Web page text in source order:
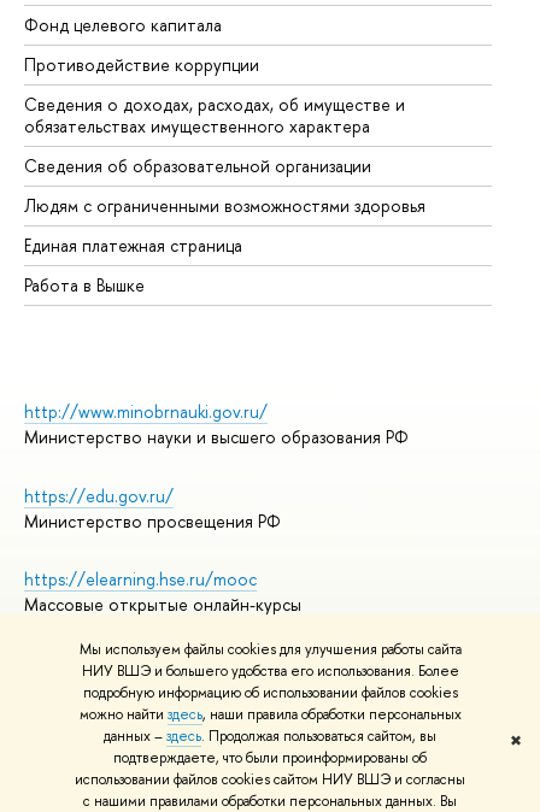
Мы используем файлы cookies для улучшения работы сайта
НИУ ВШЭ и большего удобства его использования. Более
подробную информацию об использовании файлов cookies
можно найти здесь, наши правила обработки персональных
данных –здесь. Продолжая пользоваться сайтом, вы
подтверждаете, что были проинформированы об
использовании файлов cookies сайтом НИУ ВШЭ и согласны
с нашими правилами обработки персональных данных. Вы
✖
Фонд целевого капитала
Противодействие коррупции
Сведения о доходах, расходах, об имуществе и
обязательствах имущественного характера
Сведения об образовательной организации
Людям с ограниченными возможностями здоровья
Единая платежная страница
Работа в Вышке
http://www.minobrnauki.gov.ru/
Министерство науки и высшего образования РФ
https://edu.gov.ru/
Министерство просвещения РФ
https://elearning.hse.ru/mooc
Массовые открытые онлайн-курсы
© НИУ ВШЭ 1993–2026
Адреса и контакты
Условия использования материалов
Политика конфиденциальности
Правила применения рекомендательных технологий в НИУ ВШЭ